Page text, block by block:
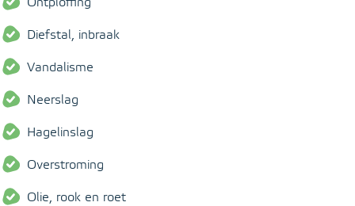
Diefstal, inbraak
Vandalisme
Neerslag
Hagelinslag
Overstroming
Olie, rook en roet